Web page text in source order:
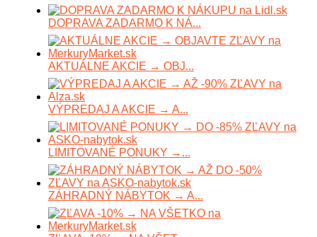
DOPRAVA ZADARMO K NÁ...
AKTUÁLNE AKCIE → OBJ...
VÝPREDAJ A AKCIE → A...
LIMITOVANÉ PONUKY →...
ZÁHRADNÝ NÁBYTOK → A...